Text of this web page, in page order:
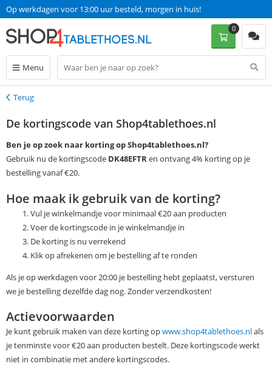
Op werkdagen voor 13:00 uur besteld, morgen in huis!
Menu
0
Terug
Terug
De kortingscode van Shop4tablethoes.nl
Ben je op zoek naar korting op Shop4tablethoes.nl?
Gebruik nu de kortingscode DK48EFTRen ontvang 4% korting op je
bestelling vanaf €20.
Hoe maak ik gebruik van de korting?
Vul je winkelmandje voor minimaal €20 aan producten
Voer de kortingscode in je winkelmandje in
De korting is nu verrekend
Klik op afrekenen om je bestelling af te ronden
Als je op werkdagen voor 20:00 je bestelling hebt geplaatst, versturen
we je bestelling dezelfde dag nog. Zonder verzendkosten!
Actievoorwaarden
Je kunt gebruik maken van deze korting opwww.shop4tablethoes.nlals
je tenminste voor €20 aan producten bestelt. Deze kortingscode werkt
niet in combinatie met andere kortingscodes.